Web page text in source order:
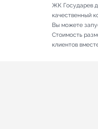
ЖК Государев
качественный
Вы можете
Стоимость
клиентов